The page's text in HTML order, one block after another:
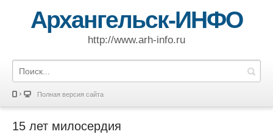
Архангельск-ИНФО
http://www.arh-info.ru
Полная версия сайта
15 лет милосердия